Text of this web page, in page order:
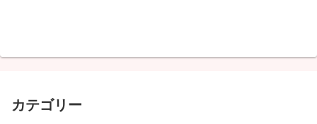
カテゴリー